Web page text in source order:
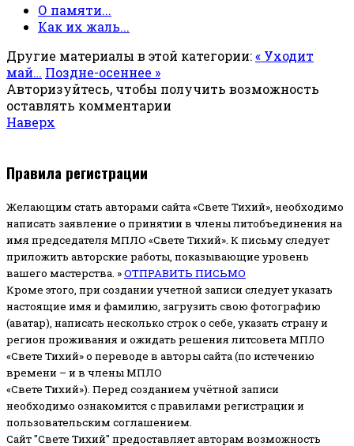
О памяти...
Как их жаль...
Другие материалы в этой категории:« Уходит
май… Поздне-осеннее »
Авторизуйтесь, чтобы получить возможность
оставлять комментарии
Наверх
Правила регистрации
Желающим стать авторами сайта «Свете Тихий», необходимо
написать заявление о принятии в члены литобъединения на
имя председателя МПЛО «Свете Тихий». К письму следует
приложить авторские работы, показывающие уровень
вашего мастерства. »ОТПРАВИТЬ ПИСЬМО
Кроме этого, при создании учетной записи следует указать
настоящие имя и фамилию, загрузить свою фотографию
(аватар), написать несколько строк о себе, указать страну и
регион проживания и ожидать решения литсовета МПЛО
«Свете Тихий» о переводе в авторы сайта (по истечению
времени – и в члены МПЛО
«Свете Тихий»). Перед созданием учётной записи
необходимо ознакомится с правилами регистрации и
пользовательским соглашением.
Сайт "Свете Тихий" предоставляет авторам возможность